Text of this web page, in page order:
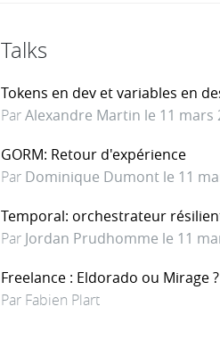
Talks
Tokens en dev et variables en
ParAlexandre Martin le 11 mars
GORM: Retour d'expérience
Par Dominique Dumont le 11
Temporal: orchestrateur
Par Jordan Prudhomme le 11
Freelance : Eldorado ou Mirage ?
Par Fabien Plart